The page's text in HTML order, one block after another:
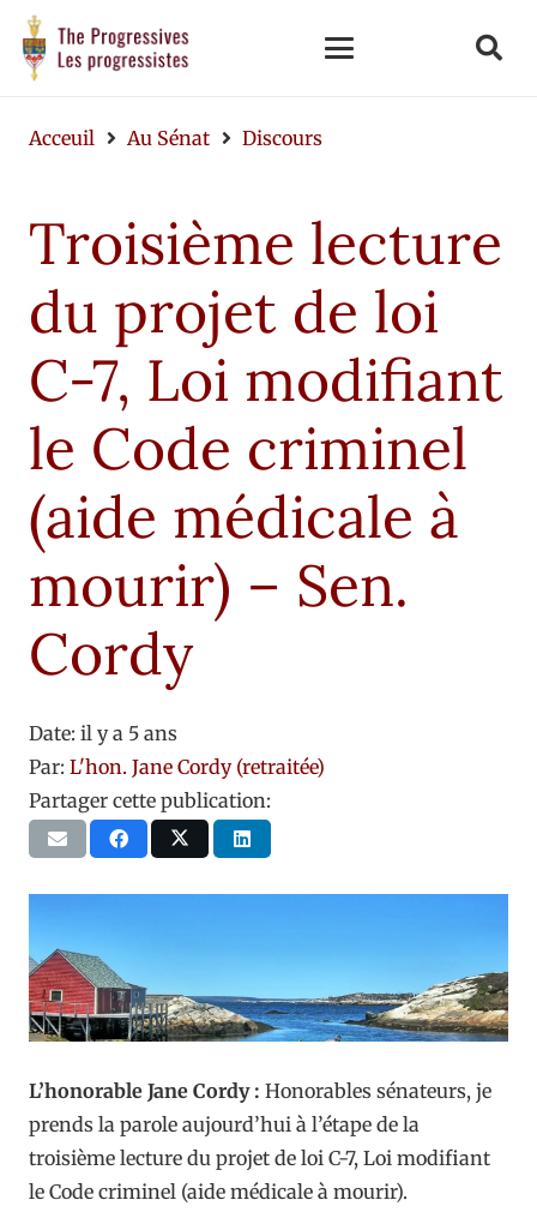
Acceuil Au Sénat Discours
Troisième lecture
du projet de loi
C-7, Loi modifiant
le Code criminel
(aide médicale à
mourir) – Sen.
Cordy
Date: il y a 5 ans
Par: L'hon. Jane Cordy (retraitée)
Partager cette publication:
L’honorable Jane Cordy : Honorables sénateurs, je
prends la parole aujourd’hui à l’étape de la
troisième lecture du projet de loi C-7, Loi modifiant
le Code criminel (aide médicale à mourir).